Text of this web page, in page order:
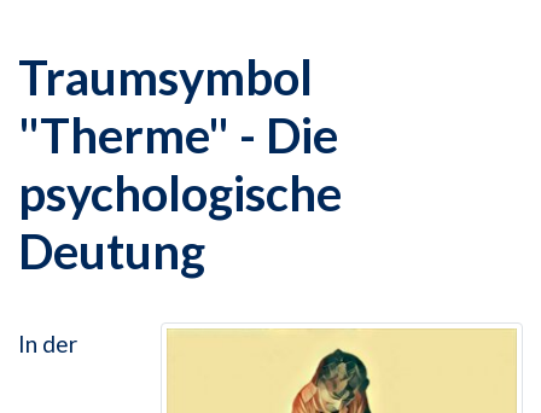
Traumsymbol
"Therme" - Die
psychologische
Deutung
In der